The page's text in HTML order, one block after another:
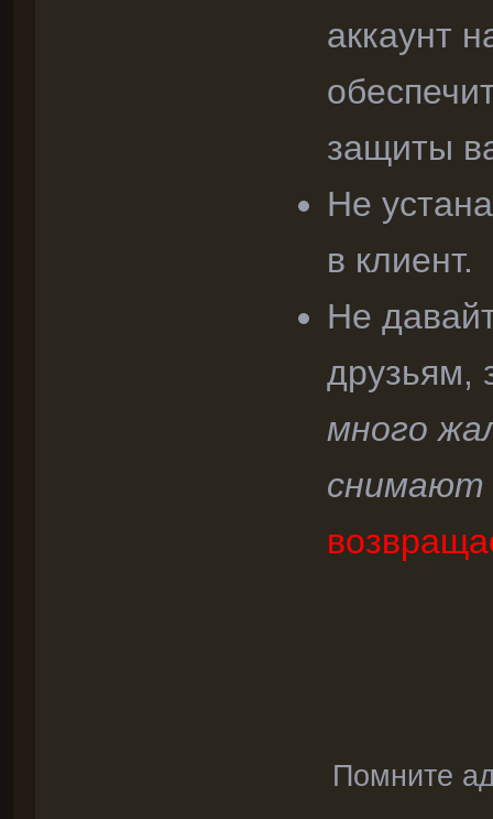
аккаунт
защиты
Не
в клиент.
Не
друзьям,
много
снимают
Помните